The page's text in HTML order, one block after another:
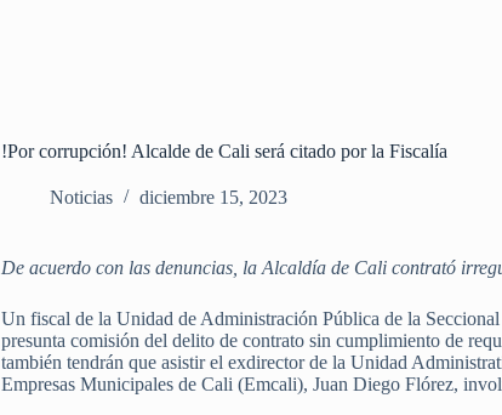
!Por corrupción! Alcalde de Cali será citado por la Fiscalía
Noticias diciembre 15, 2023
De acuerdo con las denuncias, la Alcaldía de Cali contrató
Un fiscal de la Unidad de Administración Pública de la
presunta comisión del delito de contrato sin cumplimiento de
también tendrán que asistir el exdirector de la Unidad
Empresas Municipales de Cali (Emcali), Juan Diego Flórez,